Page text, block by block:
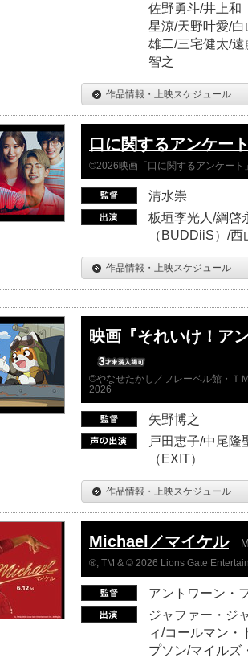
佐野勇斗/井上和
星涼/天野叶愛/
雄二/三宅健太/
智之
作品情報・上映スケジュール
口に関するアンケー
©2026映画「口に関するアンケート
清水崇
板垣李光人/綱啓
（BUDDiiS）/
作品情報・上映スケジュール
映画『それいけ！ア
©やなせたかし／フレーベル館・Ｔ
2026
矢野博之
戸田恵子/中尾隆
（EXIT）
作品情報・上映スケジュール
Michael／マイケル
®, TM & © 2026 Lions Gate
アントワーン・
ジャファー・ジ
ィ/コールマン・
プソン/マイルズ